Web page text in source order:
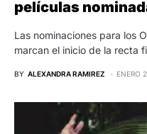
películas
Las nominaciones para los
marcan el inicio de la recta
BY ALEXANDRA RAMIREZ ENERO